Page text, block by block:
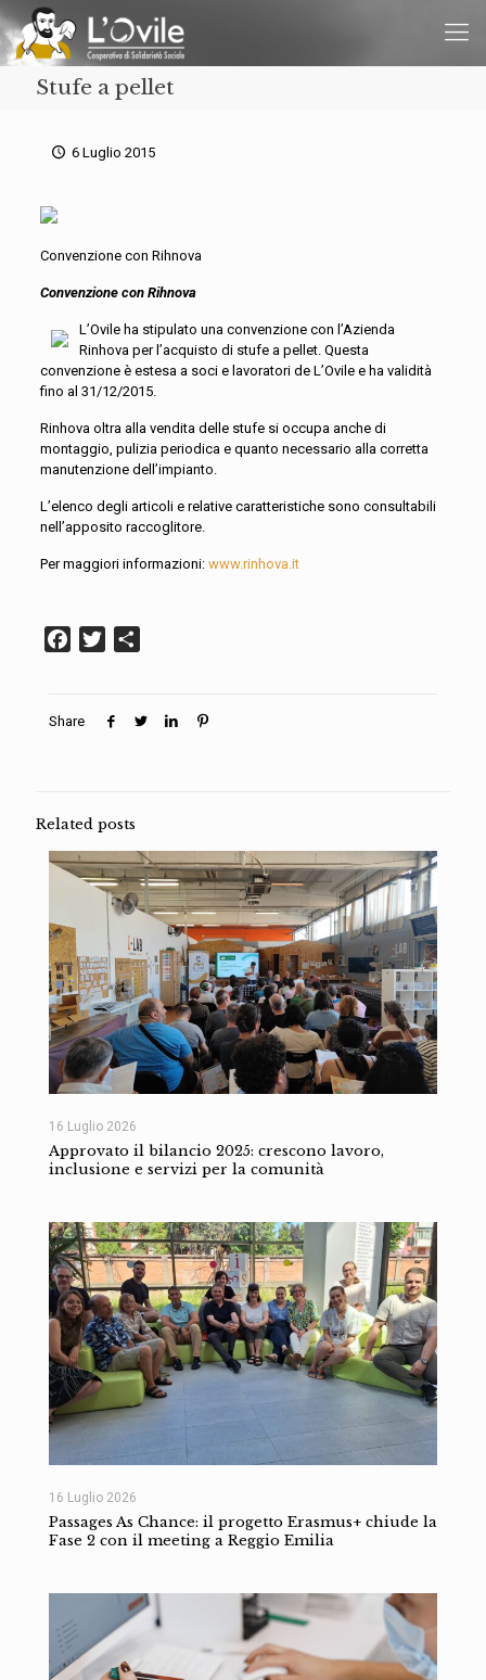
Stufe a pellet
6 Luglio 2015
Convenzione con Rihnova
Convenzione con Rihnova
L’Ovile ha stipulato una convenzione con l’Azienda
Rinhova per l’acquisto di stufe a pellet. Questa
convenzione è estesa a soci e lavoratori de L’Ovile e ha validità
fino al 31/12/2015.
Rinhova oltra alla vendita delle stufe si occupa anche di
montaggio, pulizia periodica e quanto necessario alla corretta
manutenzione dell’impianto.
L’elenco degli articoli e relative caratteristiche sono consultabili
nell’apposito raccoglitore.
Per maggiori informazioni: www.rinhova.it
Facebook
Twitter
Share
Related posts
16 Luglio 2026
Approvato il bilancio 2025: crescono lavoro,
inclusione e servizi per la comunità
16 Luglio 2026
Passages As Chance: il progetto Erasmus+ chiude la
Fase 2 con il meeting a Reggio Emilia